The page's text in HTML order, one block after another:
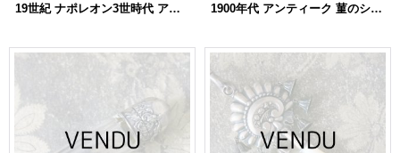
19世紀 ナポレオン3世時代 アンティーク ラトル モノグラム入り シルバー製 1900年代 アンティーク 菫のシャトレーヌ シルバー製